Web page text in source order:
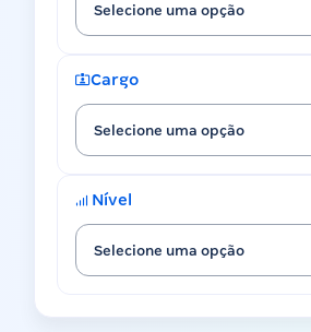
Selecione uma opção
Cargo
Selecione uma opção
Nível
Selecione uma opção